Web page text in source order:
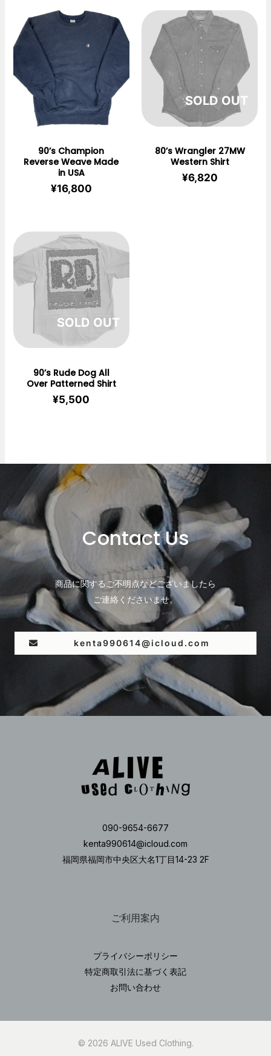
90’s Champion
Reverse Weave Made
in USA
¥16,800
在庫切れ
80’s Wrangler 27MW
Western Shirt
¥6,820
90’s Rude Dog All
Over Patterned Shirt
¥5,500
Contact Us
商品に関するご不明点などございましたら
ご連絡くださいませ。
kenta990614@icloud.com
090-9654-6677
kenta990614@icloud.com
福岡県福岡市中央区大名1丁目14-23 2F
ご利用案内
プライバシーポリシー
特定商取引法に基づく表記
お問い合わせ
© 2026 ALIVE Used Clothing.